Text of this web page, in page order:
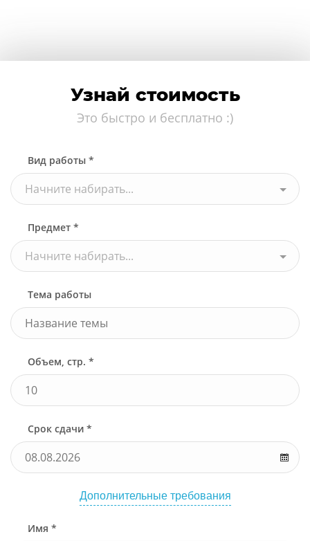
Узнай стоимость
Это быстро и бесплатно :)
Вид работы *
Начните набирать...
Предмет *
Начните набирать...
Тема работы
Объем, стр. *
Срок сдачи *
Дополнительные требования
Имя *